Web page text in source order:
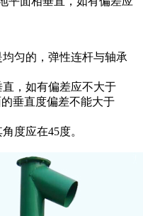
匀的，弹性连杆与轴承
，如有偏差应不大于
垂直度偏差不能大于
度应在45度。